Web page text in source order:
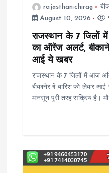
rajasthanichirag
August 10, 2026
राजस्थान के 7 जिलों में
का ऑरेंज अलर्ट,
आई ये खबर
राजस्थान के 7 जिलों में आज
बीकानेर में बारिश को लेकर
मानसून पूरी तरह सक्रिय है।